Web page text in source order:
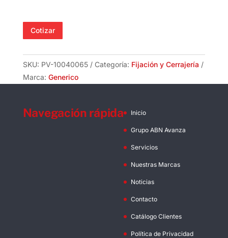
cantidad
Cotizar
SKU: PV-10040065 Categoría: Fijación y Cerrajería
Marca: Generico
Navegación rápida Inicio
Grupo ABN Avanza
Servicios
Nuestras Marcas
Noticias
Contacto
Catálogo Clientes
Política de Privacidad